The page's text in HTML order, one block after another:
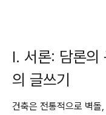
I. 서론: 담론의
의 글쓰기
건축은 전통적으로 벽돌